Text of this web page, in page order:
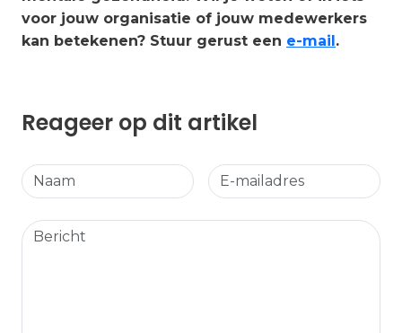
voor jouw organisatie of jouw medewerkers
kan betekenen? Stuur gerust een e-mail .
Reageer op dit artikel